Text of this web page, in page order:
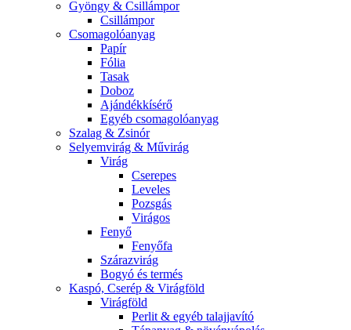
Gyöngy & Csillámpor
Csillámpor
Csomagolóanyag
Papír
Fólia
Tasak
Doboz
Ajándékkísérő
Egyéb csomagolóanyag
Szalag & Zsinór
Selyemvirág & Művirág
Virág
Cserepes
Leveles
Pozsgás
Virágos
Fenyő
Fenyőfa
Szárazvirág
Bogyó és termés
Kaspó, Cserép & Virágföld
Virágföld
Perlit & egyéb talajjavító